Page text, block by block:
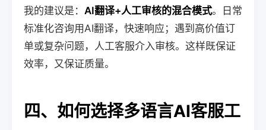
我的建议是： AI翻译+人工审核的混合模式。日常
标准化咨询用AI翻译，快速响应；遇到高价值订
单或复杂问题，人工客服介入审核。这样既保证
效率，又保证质量。
四、如何选择多语言AI客服工